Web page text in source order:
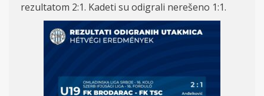
rezultatom 2:1. Kadeti su odigrali nerešeno 1:1.